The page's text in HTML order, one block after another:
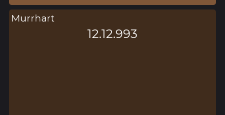
Murrhart
12.12.993